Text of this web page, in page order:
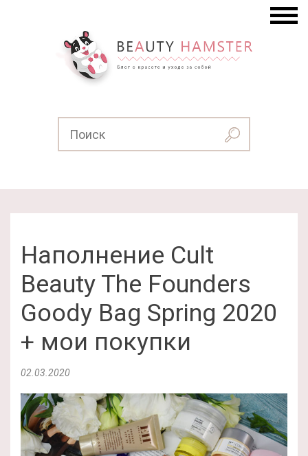
Наполнение Cult
Beauty The Founders
Goody Bag Spring 2020
+ мои покупки
02.03.2020